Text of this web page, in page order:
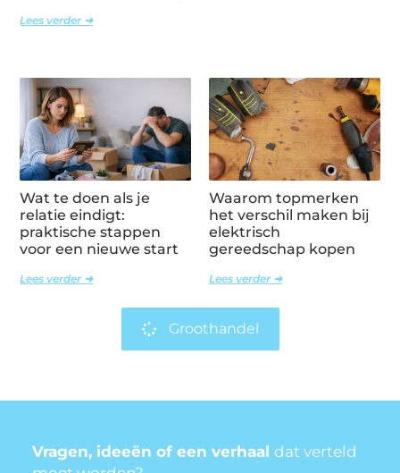
Lees verder ➜
Wat te doen als je
relatie eindigt:
praktische stappen
voor een nieuwe start
Lees verder ➜
Waarom topmerken
het verschil maken bij
elektrisch
gereedschap kopen
Lees verder ➜
Groothandel
Vragen, ideeën of een verhaal dat verteld